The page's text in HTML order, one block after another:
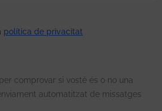
política de privacitat
comprovar si vostè és o no una
automatitzat de missatges